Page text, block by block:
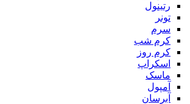
رتینول
تونر
سرم
کرم شب
کرم روز
اسکراپ
ماسک
آمپول
آبرسان